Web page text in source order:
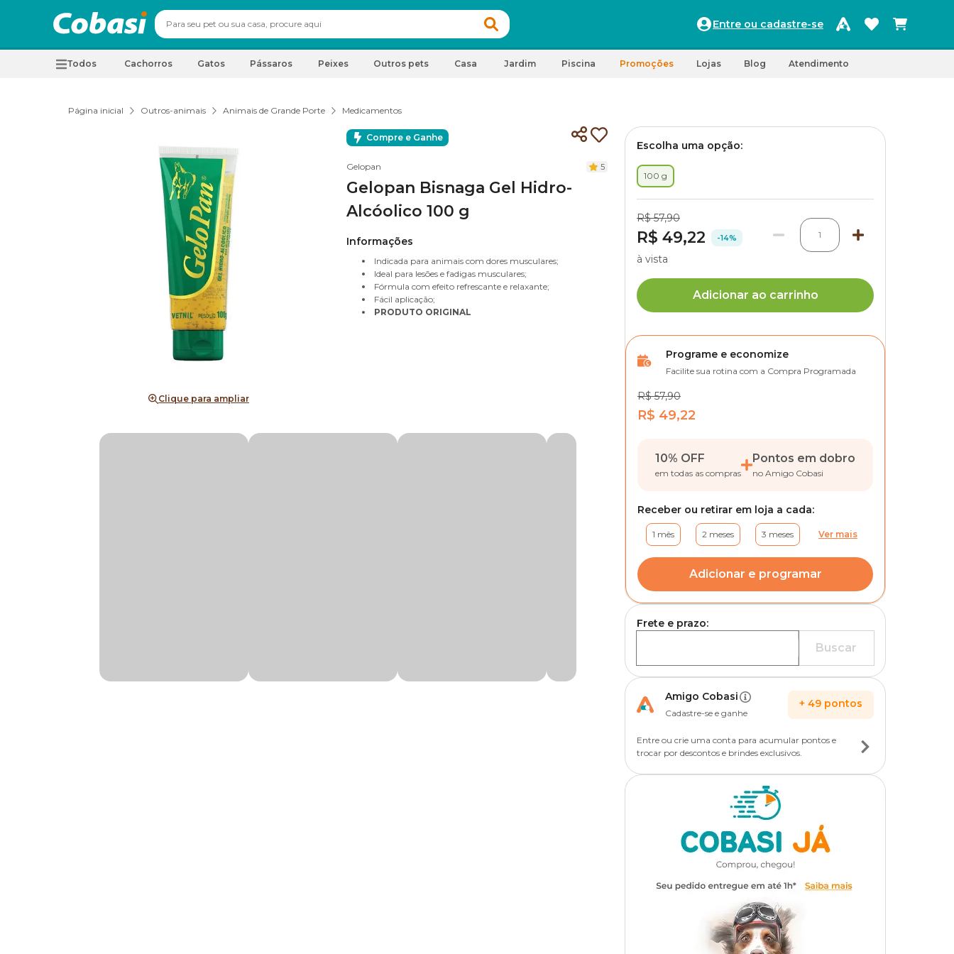
Entre ou cadastre-se
Todos Cachorros Gatos Pássaros Peixes Outros pets Casa Jardim Piscina Promoções Lojas Blog Atendimento
Página inicial Outros-animais Animais de Grande Porte Medicamentos
Clique para ampliar
Compre e Ganhe
Gelopan 5
Gelopan Bisnaga Gel Hidro-
Alcóolico 100 g
Informações
Indicada para animais com dores musculares;
Ideal para lesões e fadigas musculares;
Fórmula com efeito refrescante e relaxante;
Fácil aplicação;
PRODUTO ORIGINAL
Escolha uma opção:
100 g
R$ 57,90
R$ 49,22 -14% 1
à vista
Adicionar ao carrinho
Programe e economize
Facilite sua rotina com a Compra Programada
R$ 57,90
R$ 49,22
10% OFF
em todas as compras
Pontos em dobro
no Amigo Cobasi
Receber ou retirar em loja a cada:
1 mês 2 meses 3 meses Ver mais
Adicionar e programar
Frete e prazo:
Buscar
Amigo Cobasi
Cadastre-se e ganhe
+ 49 pontos
Entre ou crie uma conta para acumular pontos e
trocar por descontos e brindes exclusivos.